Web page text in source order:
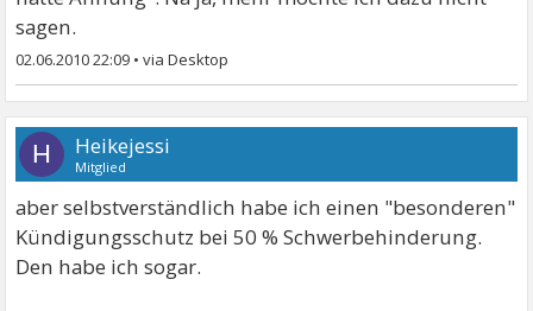
sagen.
02.06.2010 22:09 •
H Heikejessi
Mitglied
aber selbstverständlich habe ich einen "besonderen"
Kündigungsschutz bei 50 % Schwerbehinderung.
Den habe ich sogar.